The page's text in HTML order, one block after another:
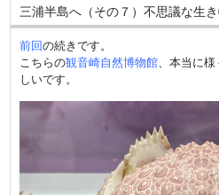
三浦半島へ（その７）不思議な生
前回の続きです。
こちらの観音崎自然博物館、本当に
しいです。